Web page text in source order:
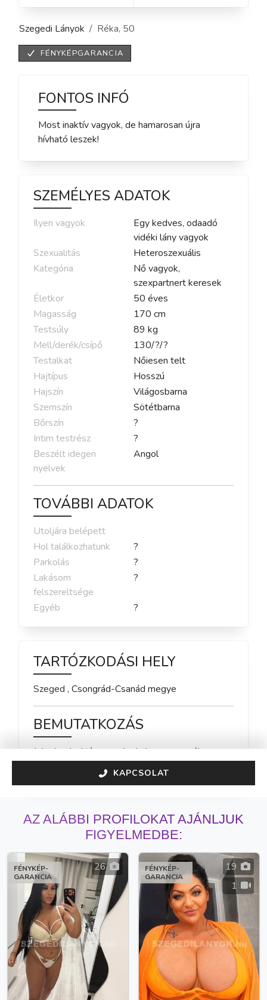
Szegedi Lányok Réka, 50
FÉNYKÉPGARANCIA
FONTOS INFÓ
Most inaktív vagyok, de hamarosan újra
hívható leszek!
SZEMÉLYES ADATOK
Ilyen vagyok
Egy kedves, odaadó
vidéki lány vagyok
Szexualitás
Heteroszexuális
Kategória
Nő vagyok,
szexpartnert keresek
Életkor
50 éves
Magasság
170 cm
Testsúly
89 kg
Mell/derék/csípő
130/?/?
Testalkat
Nőiesen telt
Hajtípus
Hosszú
Hajszín
Világosbarna
Szemszín
Sötétbarna
Bőrszín
?
Intim testrész
?
Beszélt idegen
nyelvek
Angol
TOVÁBBI ADATOK
Utoljára belépett
Hol találkozhatunk
?
Parkolás
?
Lakásom
felszereltsége
?
Egyéb ?
TARTÓZKODÁSI HELY
Szeged , Csongrád-Csanád megye
BEMUTATKOZÁS
Jelenleg inaktív vagyok, de hamarosan újra
KAPCSOLAT
AZ ALÁBBI PROFILOKAT AJÁNLJUK
FIGYELMEDBE:
FÉNYKÉP-
GARANCIA
26
FÉNYKÉP-
GARANCIA
19
1